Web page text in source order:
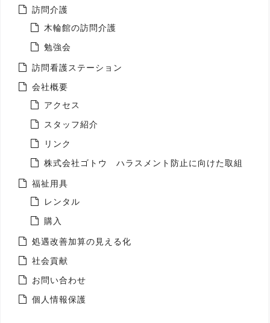
訪問介護
木輪館の訪問介護
勉強会
訪問看護ステーション
会社概要
アクセス
スタッフ紹介
リンク
株式会社ゴトウ ハラスメント防止に向けた取組
福祉用具
レンタル
購入
処遇改善加算の見える化
社会貢献
お問い合わせ
個人情報保護